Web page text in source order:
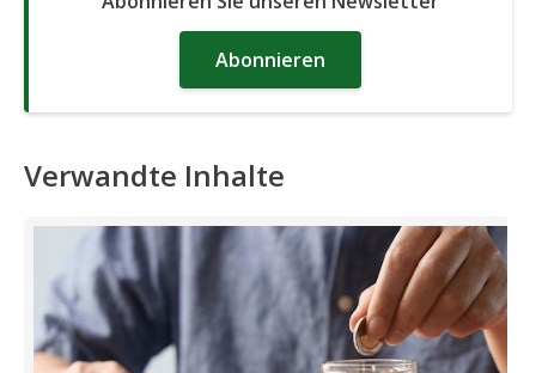
Abonnieren
Verwandte Inhalte